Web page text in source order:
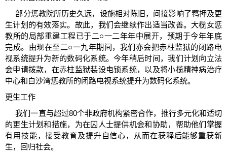
部分惩教院所历史久远，设施相对陈旧，间接影响了羁押及更
生计划的有效落实。故此，我们会继续作出适当改善。大榄女惩
教所的局部重建工程已于二○一二年年中展开，预期于今年年底
完成。由现在至二○一九年期间，我们亦会把赤柱监狱的闭路电
视系统提升为新的数码化系统。今年稍后时间，我们计划向立法
会申请拨款，在赤柱监狱装设电锁系统，以及将小榄精神病治疗
中心和白沙湾惩教所的闭路电视系统提升为数码化系统。
更生工作
我们一直与超过80个非政府机构紧密合作，推行多元化和适切
的更生计划和措施，为在囚人士提供机会和协助，帮助他们掌握
有用技能，接受教育及提升自信心，从而在获释后能够重获新
生，回归社会。